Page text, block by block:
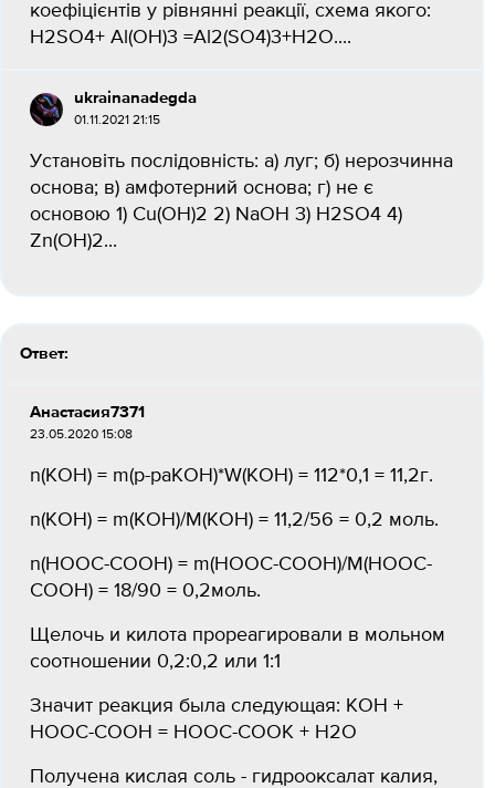
коефіцієнтів у рівнянні реакції, схема якого:
H2SO4+ Al(OH)3 =Al2(SO4)3+H2O.​...
ukrainanadegda
01.11.2021 21:15
Установіть послідовність: а) луг; б) нерозчинна
основа; в) амфотерний основа; г) не є
основою 1) Cu(OH)2 2) NaOH 3) H2SO4 4)
Zn(OH)2...
Ответ:
Анастасия7371
23.05.2020 15:08
n(KOH) = m(p-paKOH)*W(KOH) = 112*0,1 = 11,2г.
n(KOH) = m(KOH)/M(KOH) = 11,2/56 = 0,2 моль.
n(HOOC-COOH) = m(HOOC-COOH)/M(HOOC-
COOH) = 18/90 = 0,2моль.
Щелочь и килота прореагировали в мольном
соотношении 0,2:0,2 или 1:1
Значит реакция была следующая: KOH +
HOOC-COOH = HOOC-COOK + H2O
Получена кислая соль - гидрооксалат калия,